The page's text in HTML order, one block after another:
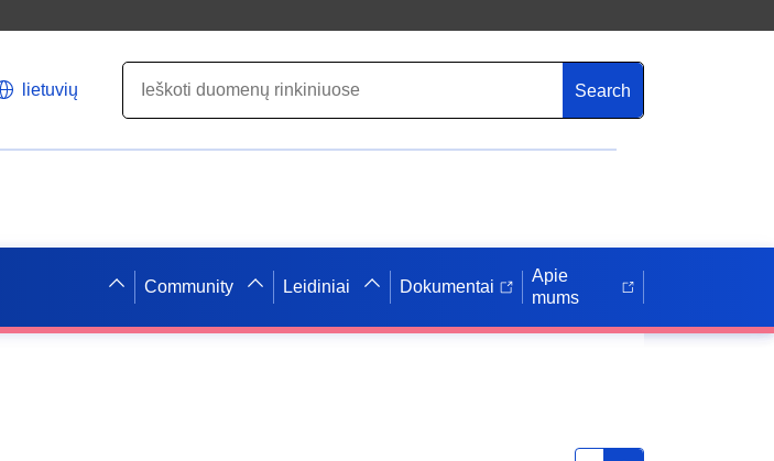
lietuvių Search
Community Leidiniai Dokumentai
Apie
mums